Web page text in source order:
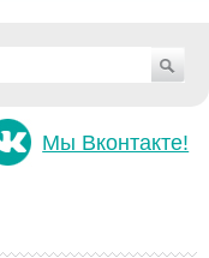
Мы Вконтакте!